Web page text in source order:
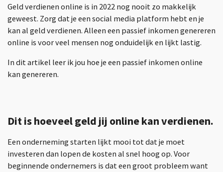
Geld verdienen online is in 2022 nog nooit zo makkelijk
geweest. Zorg dat je een social media platform hebt en je
kan al geld verdienen. Alleen een passief inkomen genereren
online is voor veel mensen nog onduidelijk en lijkt lastig.
In dit artikel leer ik jou hoe je een passief inkomen online
kan genereren.
Dit is hoeveel geld jij online kan verdienen.
Een onderneming starten lijkt mooi tot dat je moet
investeren dan lopen de kosten al snel hoog op. Voor
beginnende ondernemers is dat een groot probleem want